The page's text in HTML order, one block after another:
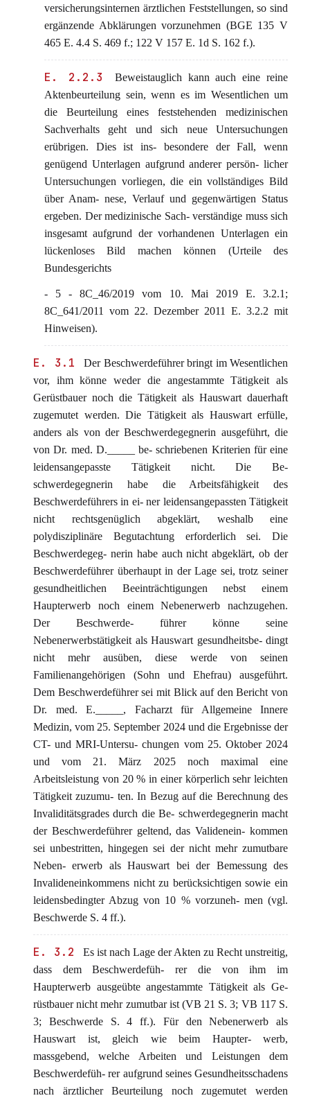
versicherungsinternen ärztlichen Feststellungen, so sind
ergänzende Abklärungen vorzunehmen (BGE 135 V
465 E. 4.4 S. 469 f.; 122 V 157 E. 1d S. 162 f.).
E. 2.2.3
Beweistauglich kann auch eine reine
Aktenbeurteilung sein, wenn es im Wesentlichen um
die Beurteilung eines feststehenden medizinischen
Sachverhalts geht und sich neue Untersuchungen
erübrigen. Dies ist ins- besondere der Fall, wenn
genügend Unterlagen aufgrund anderer persön- licher
Untersuchungen vorliegen, die ein vollständiges Bild
über Anam- nese, Verlauf und gegenwärtigen Status
ergeben. Der medizinische Sach- verständige muss sich
insgesamt aufgrund der vorhandenen Unterlagen ein
lückenloses Bild machen können (Urteile des
Bundesgerichts
- 5 - 8C_46/2019 vom 10. Mai 2019 E. 3.2.1;
8C_641/2011 vom 22. Dezember 2011 E. 3.2.2 mit
Hinweisen).
E. 3.1
Der Beschwerdeführer bringt im Wesentlichen
vor, ihm könne weder die angestammte Tätigkeit als
Gerüstbauer noch die Tätigkeit als Hauswart dauerhaft
zugemutet werden. Die Tätigkeit als Hauswart erfülle,
anders als von der Beschwerdegegnerin ausgeführt, die
von Dr. med. D._____ be- schriebenen Kriterien für eine
leidensangepasste Tätigkeit nicht. Die Be-
schwerdegegnerin habe die Arbeitsfähigkeit des
Beschwerdeführers in ei- ner leidensangepassten Tätigkeit
nicht rechtsgenüglich abgeklärt, weshalb eine
polydisziplinäre Begutachtung erforderlich sei. Die
Beschwerdegeg- nerin habe auch nicht abgeklärt, ob der
Beschwerdeführer überhaupt in der Lage sei, trotz seiner
gesundheitlichen Beeinträchtigungen nebst einem
Haupterwerb noch einem Nebenerwerb nachzugehen.
Der Beschwerde- führer könne seine
Nebenerwerbstätigkeit als Hauswart gesundheitsbe- dingt
nicht mehr ausüben, diese werde von seinen
Familienangehörigen (Sohn und Ehefrau) ausgeführt.
Dem Beschwerdeführer sei mit Blick auf den Bericht von
Dr. med. E._____, Facharzt für Allgemeine Innere
Medizin, vom 25. September 2024 und die Ergebnisse der
CT- und MRI-Untersu- chungen vom 25. Oktober 2024
und vom 21. März 2025 noch maximal eine
Arbeitsleistung von 20 % in einer körperlich sehr leichten
Tätigkeit zuzumu- ten. In Bezug auf die Berechnung des
Invaliditätsgrades durch die Be- schwerdegegnerin macht
der Beschwerdeführer geltend, das Validenein- kommen
sei unbestritten, hingegen sei der nicht mehr zumutbare
Neben- erwerb als Hauswart bei der Bemessung des
Invalideneinkommens nicht zu berücksichtigen sowie ein
leidensbedingter Abzug von 10 % vorzuneh- men (vgl.
Beschwerde S. 4 ff.).
E. 3.2
Es ist nach Lage der Akten zu Recht unstreitig,
dass dem Beschwerdefüh- rer die von ihm im
Haupterwerb ausgeübte angestammte Tätigkeit als Ge-
rüstbauer nicht mehr zumutbar ist (VB 21 S. 3; VB 117 S.
3; Beschwerde S. 4 ff.). Für den Nebenerwerb als
Hauswart ist, gleich wie beim Haupter- werb,
massgebend, welche Arbeiten und Leistungen dem
Beschwerdefüh- rer aufgrund seines Gesundheitsschadens
nach ärztlicher Beurteilung noch zugemutet werden